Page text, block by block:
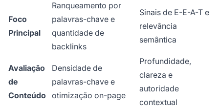
Foco
Principal
Ranqueamento por
palavras-chave e
quantidade de
backlinks
Sinais de E-E-A-T e
relevância
semântica
Avaliação
de
Conteúdo
Densidade de
palavras-chave e
otimização on-page
Profundidade,
clareza e
autoridade
contextual